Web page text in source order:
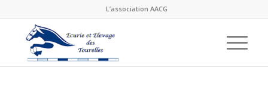
L’association AACG